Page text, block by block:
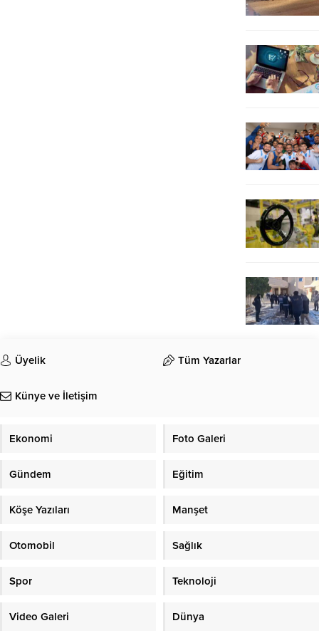
Üyelik Tüm Yazarlar
Künye ve İletişim
Ekonomi Foto Galeri
Gündem Eğitim
Köşe Yazıları Manşet
Otomobil Sağlık
Spor Teknoloji
Video Galeri Dünya